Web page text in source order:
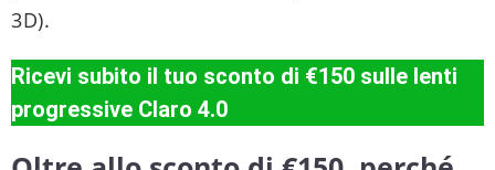
3D).
Ricevi subito il tuo sconto di €150 sulle lenti
progressive Claro 4.0